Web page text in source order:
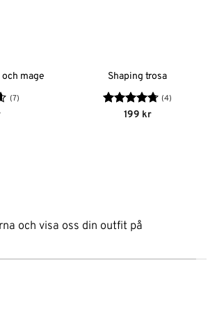
mage
(7)
Shaping trosa
Betygsatt
(4)
199 kr
och visa oss din outfit på